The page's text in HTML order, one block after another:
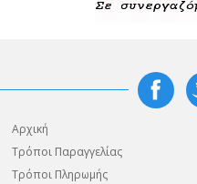
Αρχική
Τρόποι Παραγγελίας
Τρόποι Πληρωμής